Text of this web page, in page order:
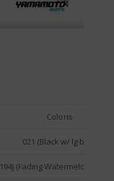
Coloris
021 (Black w/ lg blue)
194J (Fading Watermelon